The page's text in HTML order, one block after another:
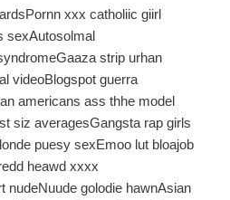
xxx catholiic giirl
sexAutosolmal
strip urhan
videoBlogspot guerra
americans ass thhe model
siz averagesGangsta rap girls
puesy sexEmoo lut bloajob
heawd xxxx
nudeNuude golodie hawnAsian